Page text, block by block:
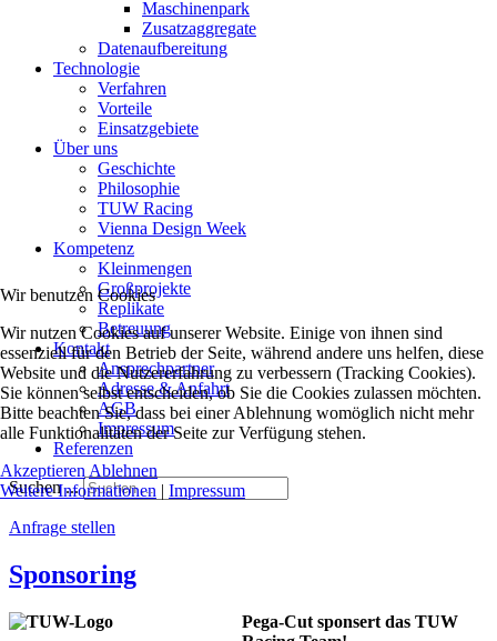
Maschinenpark
Zusatzaggregate
Datenaufbereitung
Technologie
Verfahren
Vorteile
Einsatzgebiete
Über uns
Geschichte
Philosophie
TUW Racing
Vienna Design Week
Kompetenz
Kleinmengen
Großprojekte
Replikate
Betreuung
Kontakt
Ansprechpartner
Adresse & Anfahrt
AGB
Impressum
Referenzen
Suchen ...
Anfrage stellen
Sponsoring
Pega-Cut sponsert das TUW
Wir benutzen Cookies
Wir nutzen Cookies auf unserer Website. Einige von ihnen sind
essenziell für den Betrieb der Seite, während andere uns helfen, diese
Website und die Nutzererfahrung zu verbessern (Tracking Cookies).
Sie können selbst entscheiden, ob Sie die Cookies zulassen möchten.
Bitte beachten Sie, dass bei einer Ablehnung womöglich nicht mehr
alle Funktionalitäten der Seite zur Verfügung stehen.
Akzeptieren Ablehnen
Weitere Informationen | Impressum